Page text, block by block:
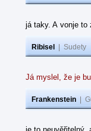
já taky. A vonje to
Ribisel Sudety
Já myslel, že je
Frankenstein